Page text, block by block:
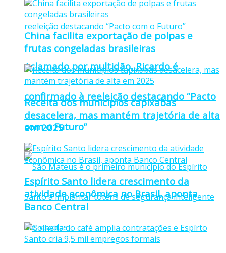
Aclamado por multidão, Ricardo é
confirmado à reeleição destacando “Pacto
com o Futuro”
China facilita exportação de polpas e
frutas congeladas brasileiras
Receita dos municípios capixabas
desacelera, mas mantém trajetória de alta
em 2025
Espírito Santo lidera crescimento da
atividade econômica no Brasil, aponta
Banco Central